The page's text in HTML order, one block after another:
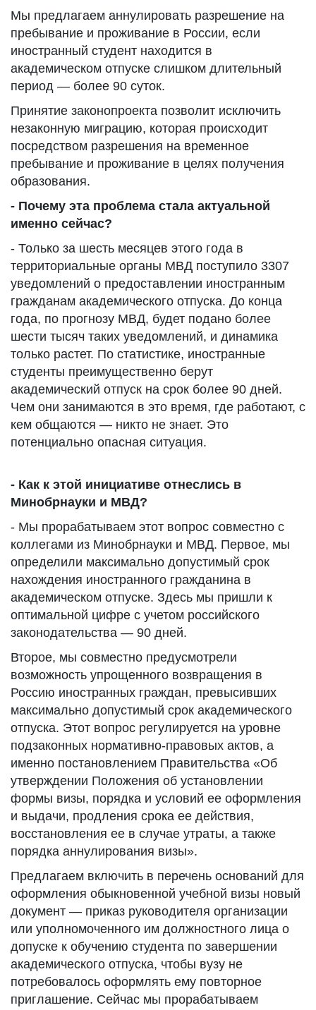
Мы предлагаем аннулировать разрешение на
пребывание и проживание в России, если
иностранный студент находится в
академическом отпуске слишком длительный
период — более 90 суток.
Принятие законопроекта позволит исключить
незаконную миграцию, которая происходит
посредством разрешения на временное
пребывание и проживание в целях получения
образования.
- Почему эта проблема стала актуальной
именно сейчас?
- Только за шесть месяцев этого года в
территориальные органы МВД поступило 3307
уведомлений о предоставлении иностранным
гражданам академического отпуска. До конца
года, по прогнозу МВД, будет подано более
шести тысяч таких уведомлений, и динамика
только растет. По статистике, иностранные
студенты преимущественно берут
академический отпуск на срок более 90 дней.
Чем они занимаются в это время, где работают, с
кем общаются — никто не знает. Это
потенциально опасная ситуация.
- Как к этой инициативе отнеслись в
Минобрнауки и МВД?
- Мы прорабатываем этот вопрос совместно с
коллегами из Минобрнауки и МВД. Первое, мы
определили максимально допустимый срок
нахождения иностранного гражданина в
академическом отпуске. Здесь мы пришли к
оптимальной цифре с учетом российского
законодательства — 90 дней.
Второе, мы совместно предусмотрели
возможность упрощенного возвращения в
Россию иностранных граждан, превысивших
максимально допустимый срок академического
отпуска. Этот вопрос регулируется на уровне
подзаконных нормативно-правовых актов, а
именно постановлением Правительства «Об
утверждении Положения об установлении
формы визы, порядка и условий ее оформления
и выдачи, продления срока ее действия,
восстановления ее в случае утраты, а также
порядка аннулирования визы».
Предлагаем включить в перечень оснований для
оформления обыкновенной учебной визы новый
документ — приказ руководителя организации
или уполномоченного им должностного лица о
допуске к обучению студента по завершении
академического отпуска, чтобы вузу не
потребовалось оформлять ему повторное
приглашение. Сейчас мы прорабатываем